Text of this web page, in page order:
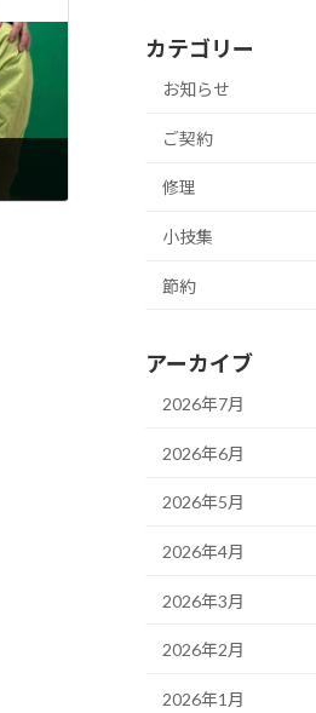
カテゴリー
お知らせ
ご契約
修理
小技集
節約
アーカイブ
2026年7月
2026年6月
2026年5月
2026年4月
2026年3月
2026年2月
2026年1月